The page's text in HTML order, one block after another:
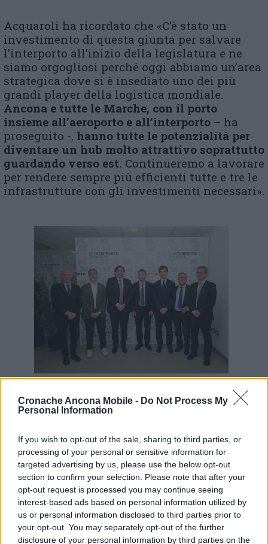
Cronache Ancona Mobile - Do Not Process My
Personal Information
If you wish to opt-out of the sale, sharing to third parties, or
processing of your personal or sensitive information for
targeted advertising by us, please use the below opt-out
section to confirm your selection. Please note that after your
opt-out request is processed you may continue seeing
interest-based ads based on personal information utilized by
us or personal information disclosed to third parties prior to
your opt-out. You may separately opt-out of the further
disclosure of your personal information by third parties on the
Acquaroli ha ricordato che «C’è stato un
investimento di questa giunta per salvare
l’interporto all’inizio della legislatura e ne
siamo orgogliosi perché oggi abbiamo un’area
strategica dove si è insediato uno dei più
grandi player della logistica mondiale.
Ancona e tutte le Marche, con il porto
insieme all’aeroporto e all’interporto – ha
proseguito -, hanno tutte le potenzialità per
diventare un hub molto attrattivo soprattutto
guardando verso est. Continueremo a lavorare
per rendere sempre più efficienti tutte e tre le
infrastrutture con gli investimenti necessari».
Riferendosi al porto,il governatore ha detto
che «sono necessari spazi e banchine per
confronti della città. La volontà politica di
creare questo polo intermodale è molto forte
ma ora, al di là degli annunci, abbiamo la
necessità di concretizzare i progetti. Dalla
nostra regione può partire un modello di
sviluppo nuovo – ha concluso – in grado di
sostenere la competitività del sistema Paese,